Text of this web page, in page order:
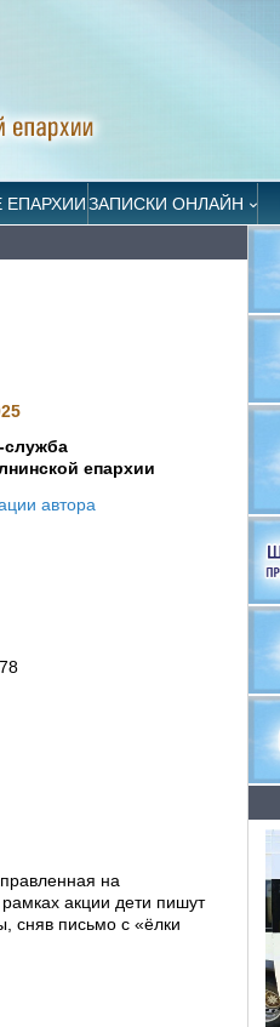
ЕПАРХИИЗАПИСКИ ОНЛАЙН
служба
епархии
автора
на
акции дети пишут
сняв письмо с «ёлки